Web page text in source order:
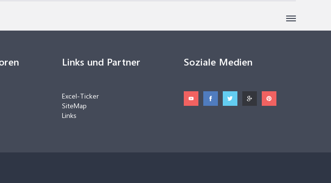
Links und Partner
Excel-Ticker
SiteMap
Links
Soziale Medien